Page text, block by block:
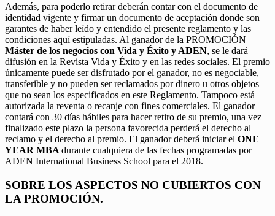
Además, para poderlo retirar deberán contar con el documento de
identidad vigente y firmar un documento de aceptación donde son
garantes de haber leído y entendido el presente reglamento y las
condiciones aquí estipuladas. Al ganador de la PROMOCIÓN
Máster de los negocios con Vida y Éxito y ADEN, se le dará
difusión en la Revista Vida y Éxito y en las redes sociales. El premio
únicamente puede ser disfrutado por el ganador, no es negociable,
transferible y no pueden ser reclamados por dinero u otros objetos
que no sean los especificados en este Reglamento. Tampoco está
autorizada la reventa o recanje con fines comerciales. El ganador
contará con 30 días hábiles para hacer retiro de su premio, una vez
finalizado este plazo la persona favorecida perderá el derecho al
reclamo y el derecho al premio. El ganador deberá iniciar el ONE
YEAR MBA durante cualquiera de las fechas programadas por
ADEN International Business School para el 2018.
SOBRE LOS ASPECTOS NO CUBIERTOS CON
LA PROMOCIÓN.